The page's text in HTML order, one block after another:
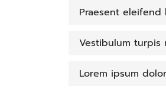
Praesent
Vestibulum turpis
Lorem ipsum